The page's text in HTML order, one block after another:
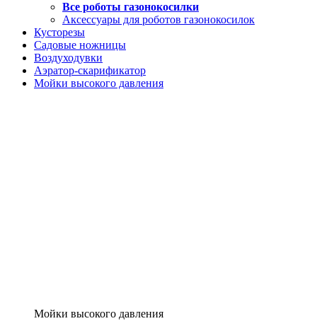
Все роботы газонокосилки
Аксессуары для роботов газонокосилок
Кусторезы
Садовые ножницы
Воздуходувки
Аэратор-скарификатор
Мойки высокого давления
Мойки высокого давления